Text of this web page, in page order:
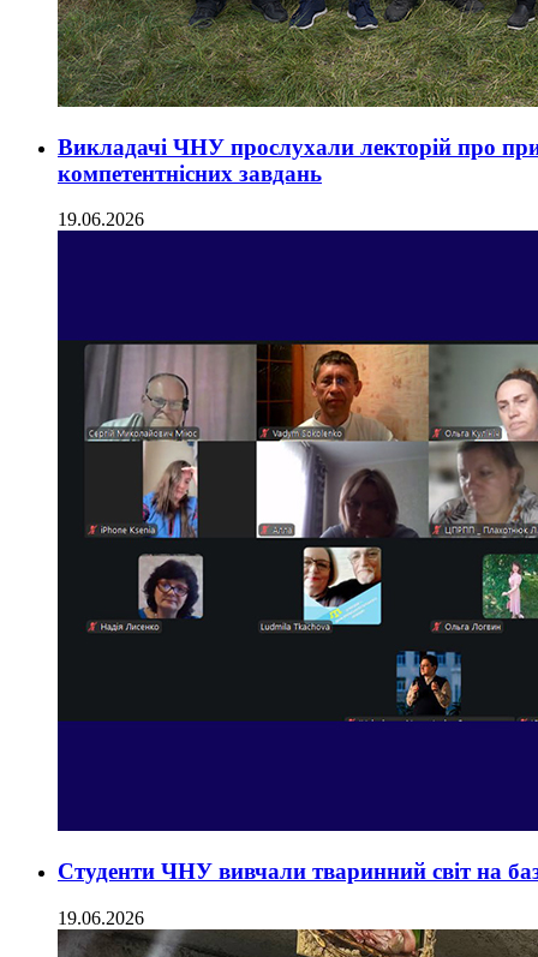
Викладачі ЧНУ прослухали лекторій про
компетентнісних завдань
19.06.2026
Студенти ЧНУ вивчали тваринний світ на
19.06.2026